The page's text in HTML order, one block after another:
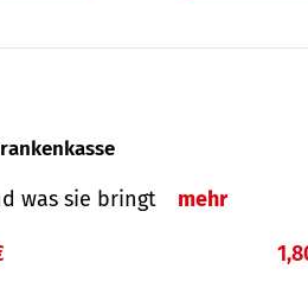
was sie bringt mehr